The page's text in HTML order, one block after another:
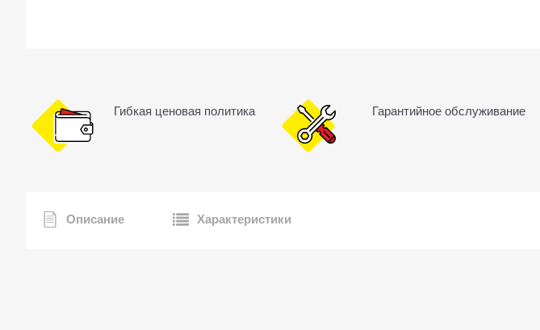
Гибкая ценовая политика Гарантийное обслуживание
Описание Характеристики